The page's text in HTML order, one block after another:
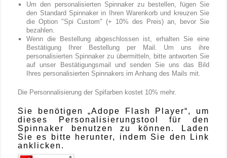
Um den personalisierten Spinnaker zu bestellen, fügen Sie
den Standard Spinnaker in Ihren Warenkorb und kreuzen Sie
die Option "Spi Custom" (+ 10% des Preis) an, bevor Sie
bezahlen.
Wenn die Bestellung abgeschlossen ist, erhalten Sie eine
Bestätigung Ihrer Bestellung per Mail. Um uns ihre
personalisierten Spinnaker zu übermitteln, bitte antworten Sie
auf unser Bestätigungsmail und senden Sie uns das Bild
Ihres personalisierten Spinnakers im Anhang des Mails mit.
Die Personnalisierung der Spifarben kostet 10% mehr.
Sie benötigen „Adope Flash Player“, um
dieses Personalisierungstool für den
Spinnaker benutzen zu können. Laden
Sie es bitte herunter, indem Sie den Link
anklicken.